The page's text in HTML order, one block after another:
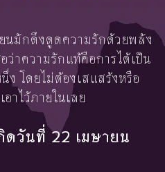
นมักดึงดูดความรักด้วยพลัง
ว่าความรักแท้คือการได้เป็น
โดยไม่ต้องเสแสร้งหรือ
าไว้ภายในเลย
วันที่ 22 เมษายน